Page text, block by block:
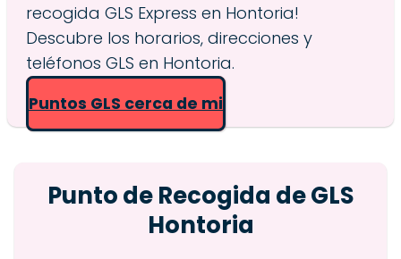
recogida GLS Express en Hontoria!
Descubre los horarios, direcciones y
teléfonos GLS en Hontoria.
Puntos GLS cerca de mi
Punto de Recogida de GLS
Hontoria